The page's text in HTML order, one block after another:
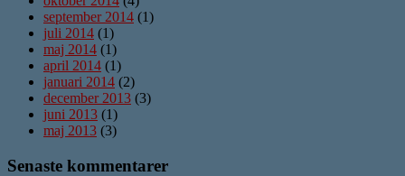
september 2014 (1)
juli 2014 (1)
maj 2014 (1)
april 2014 (1)
januari 2014 (2)
december 2013 (3)
juni 2013 (1)
maj 2013 (3)
Senaste kommentarer